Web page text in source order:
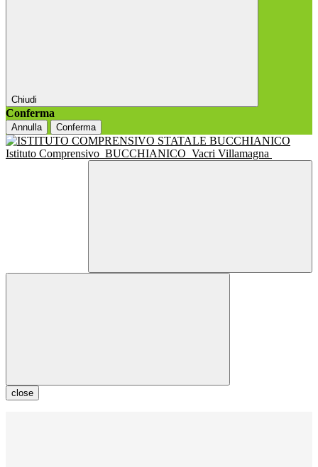
Chiudi
Conferma
Annulla Conferma
Istituto Comprensivo BUCCHIANICO Vacri Villamagna
close